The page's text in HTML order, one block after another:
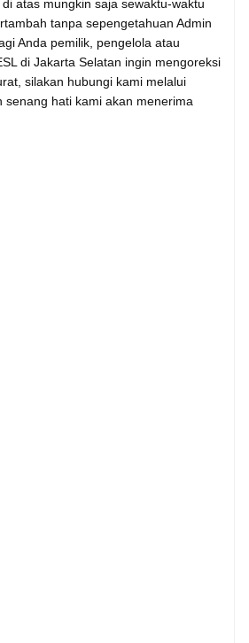
atas mungkin saja sewaktu-waktu
tanpa sepengetahuan Admin
Anda pemilik, pengelola atau
di Jakarta Selatan ingin mengoreksi
silakan hubungi kami melalui
senang hati kami akan menerima